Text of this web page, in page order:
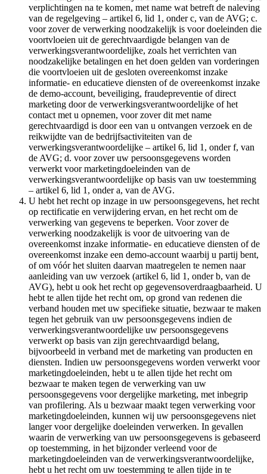
verplichtingen na te komen, met name wat betreft de naleving
van de regelgeving – artikel 6, lid 1, onder c, van de AVG; c.
voor zover de verwerking noodzakelijk is voor doeleinden die
voortvloeien uit de gerechtvaardigde belangen van de
verwerkingsverantwoordelijke, zoals het verrichten van
noodzakelijke betalingen en het doen gelden van vorderingen
die voortvloeien uit de gesloten overeenkomst inzake
informatie- en educatieve diensten of de overeenkomst inzake
de demo-account, beveiliging, fraudepreventie of direct
marketing door de verwerkingsverantwoordelijke of het
contact met u opnemen, voor zover dit met name
gerechtvaardigd is door een van u ontvangen verzoek en de
reikwijdte van de bedrijfsactiviteiten van de
verwerkingsverantwoordelijke – artikel 6, lid 1, onder f, van
de AVG; d. voor zover uw persoonsgegevens worden
verwerkt voor marketingdoeleinden van de
verwerkingsverantwoordelijke op basis van uw toestemming
– artikel 6, lid 1, onder a, van de AVG.
U hebt het recht op inzage in uw persoonsgegevens, het recht
op rectificatie en verwijdering ervan, en het recht om de
verwerking van gegevens te beperken. Voor zover de
verwerking noodzakelijk is voor de uitvoering van de
overeenkomst inzake informatie- en educatieve diensten of de
overeenkomst inzake een demo-account waarbij u partij bent,
of om vóór het sluiten daarvan maatregelen te nemen naar
aanleiding van uw verzoek (artikel 6, lid 1, onder b, van de
AVG), hebt u ook het recht op gegevensoverdraagbaarheid. U
hebt te allen tijde het recht om, op grond van redenen die
verband houden met uw specifieke situatie, bezwaar te maken
tegen het gebruik van uw persoonsgegevens indien de
verwerkingsverantwoordelijke uw persoonsgegevens
verwerkt op basis van zijn gerechtvaardigd belang,
bijvoorbeeld in verband met de marketing van producten en
diensten. Indien uw persoonsgegevens worden verwerkt voor
marketingdoeleinden, hebt u te allen tijde het recht om
bezwaar te maken tegen de verwerking van uw
persoonsgegevens voor dergelijke marketing, met inbegrip
van profilering. Als u bezwaar maakt tegen verwerking voor
marketingdoeleinden, kunnen wij uw persoonsgegevens niet
langer voor dergelijke doeleinden verwerken. In gevallen
waarin de verwerking van uw persoonsgegevens is gebaseerd
op toestemming, in het bijzonder verleend voor de
marketingdoeleinden van de verwerkingsverantwoordelijke,
hebt u het recht om uw toestemming te allen tijde in te